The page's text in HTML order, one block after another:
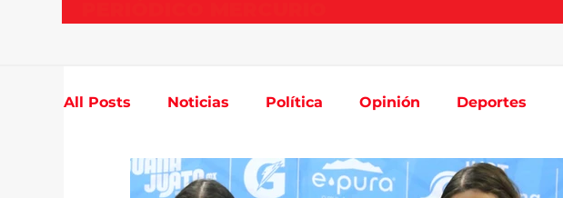
All Posts Noticias Política Opinión Deportes
México Mundo Portada 2 Portada 1 Clima